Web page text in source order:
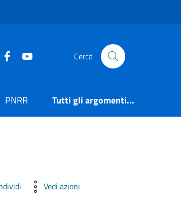
https://it-it.facebook.com/ComuneSalerno
https://www.youtube.com/user/
Cerca
PNRR Tutti gli argomenti...
Vedi azioni